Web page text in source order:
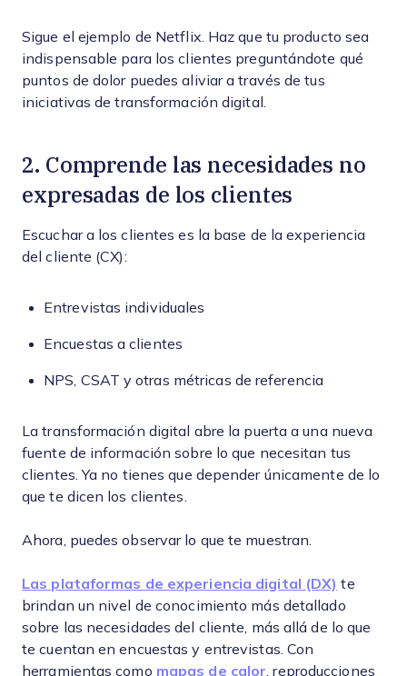
Sigue el ejemplo de Netflix. Haz que tu producto sea
indispensable para los clientes preguntándote qué
puntos de dolor puedes aliviar a través de tus
iniciativas de transformación digital.
2. Comprende las necesidades no
expresadas de los clientes
Escuchar a los clientes es la base de la experiencia
del cliente (CX):
Entrevistas individuales
Encuestas a clientes
NPS, CSAT y otras métricas de referencia
La transformación digital abre la puerta a una nueva
fuente de información sobre lo que necesitan tus
clientes. Ya no tienes que depender únicamente de lo
que te dicen los clientes.
Ahora, puedes observar lo que te muestran.
Las plataformas de experiencia digital (DX) te
brindan un nivel de conocimiento más detallado
sobre las necesidades del cliente, más allá de lo que
te cuentan en encuestas y entrevistas. Con
herramientas como mapas de calor , reproducciones